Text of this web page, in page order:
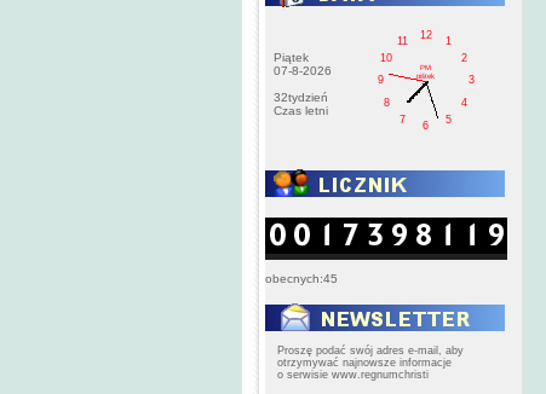
Piątek
07-8-2026
32tydzień
Czas letni
1
2
3
4
5
6
7
8
9
10
11
12
PM
pištek
obecnych:45
Proszę podać swój adres e-mail, aby
otrzymywać najnowsze informacje
o serwisie www.regnumchristi